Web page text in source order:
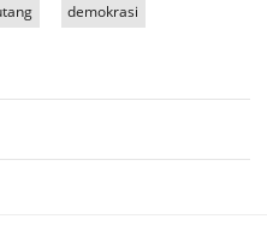
demokrasi